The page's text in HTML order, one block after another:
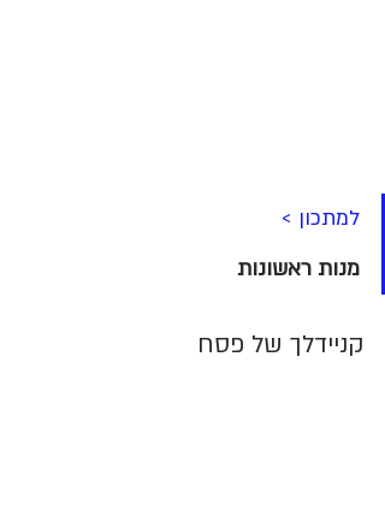
למתכון >
מנות ראשונות
קניידלך של פסח